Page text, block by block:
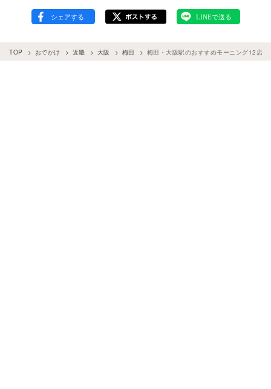
TOP おでかけ 近畿 大阪 梅田 梅田・大阪駅のおすすめモーニング12店